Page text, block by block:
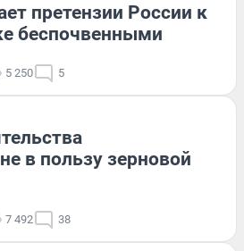
претензии России к
беспочвенными
5 250 5
в пользу зерновой
7 492 38